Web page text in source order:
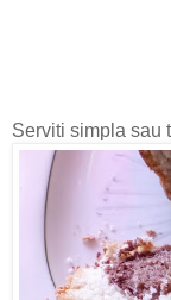
Serviti simpla sau